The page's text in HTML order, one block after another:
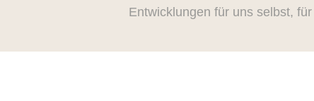
Entwicklungen für uns selbst,